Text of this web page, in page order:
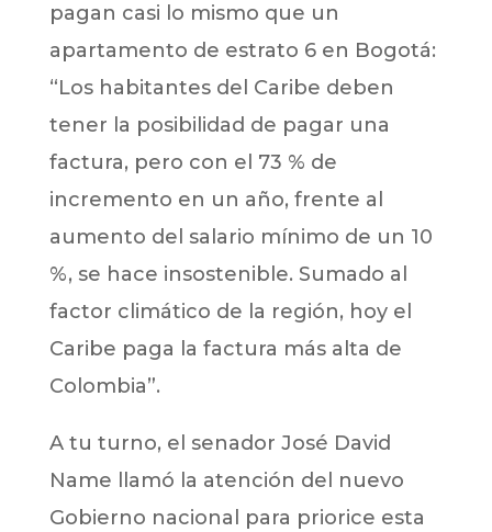
pagan casi lo mismo que un
apartamento de estrato 6 en Bogotá:
“Los habitantes del Caribe deben
tener la posibilidad de pagar una
factura, pero con el 73 % de
incremento en un año, frente al
aumento del salario mínimo de un 10
%, se hace insostenible. Sumado al
factor climático de la región, hoy el
Caribe paga la factura más alta de
Colombia”.
A tu turno, el senador José David
Name llamó la atención del nuevo
Gobierno nacional para priorice esta